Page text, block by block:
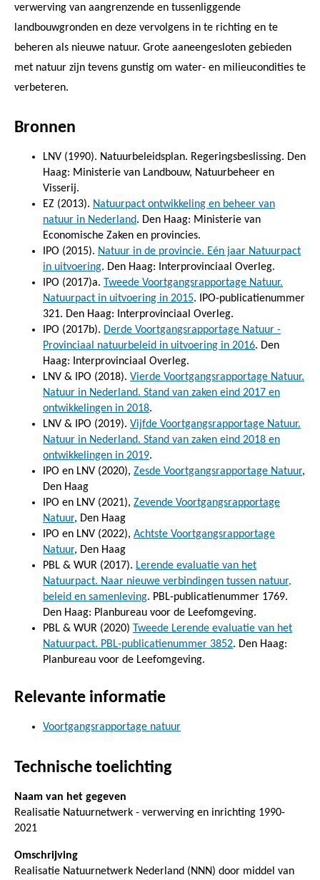
verwerving van aangrenzende en tussenliggende
landbouwgronden en deze vervolgens in te richting en te
beheren als nieuwe natuur. Grote aaneengesloten gebieden
met natuur zijn tevens gunstig om water- en milieucondities te
verbeteren.
Bronnen
LNV (1990). Natuurbeleidsplan. Regeringsbeslissing. Den
Haag: Ministerie van Landbouw, Natuurbeheer en
Visserij.
EZ (2013). Natuurpact ontwikkeling en beheer van
natuur in Nederland. Den Haag: Ministerie van
Economische Zaken en provincies.
IPO (2015). Natuur in de provincie. Eén jaar Natuurpact
in uitvoering. Den Haag: Interprovinciaal Overleg.
IPO (2017)a. Tweede Voortgangsrapportage Natuur.
Natuurpact in uitvoering in 2015. IPO-publicatienummer
321. Den Haag: Interprovinciaal Overleg.
IPO (2017b). Derde Voortgangsrapportage Natuur -
Provinciaal natuurbeleid in uitvoering in 2016. Den
Haag: Interprovinciaal Overleg.
LNV & IPO (2018). Vierde Voortgangsrapportage Natuur.
Natuur in Nederland. Stand van zaken eind 2017 en
ontwikkelingen in 2018.
LNV & IPO (2019). Vijfde Voortgangsrapportage Natuur.
Natuur in Nederland. Stand van zaken eind 2018 en
ontwikkelingen in 2019.
IPO en LNV (2020), Zesde Voortgangsrapportage Natuur,
Den Haag
IPO en LNV (2021), Zevende Voortgangsrapportage
Natuur, Den Haag
IPO en LNV (2022), Achtste Voortgangsrapportage
Natuur, Den Haag
PBL & WUR (2017). Lerende evaluatie van het
Natuurpact. Naar nieuwe verbindingen tussen natuur,
beleid en samenleving. PBL-publicatienummer 1769.
Den Haag: Planbureau voor de Leefomgeving.
PBL & WUR (2020) Tweede Lerende evaluatie van het
Natuurpact. PBL-publicatienummer 3852. Den Haag:
Planbureau voor de Leefomgeving.
Relevante informatie
Voortgangsrapportage natuur
Technische toelichting
Naam van het gegeven
Realisatie Natuurnetwerk - verwerving en inrichting 1990-
2021
Omschrijving
Realisatie Natuurnetwerk Nederland (NNN) door middel van